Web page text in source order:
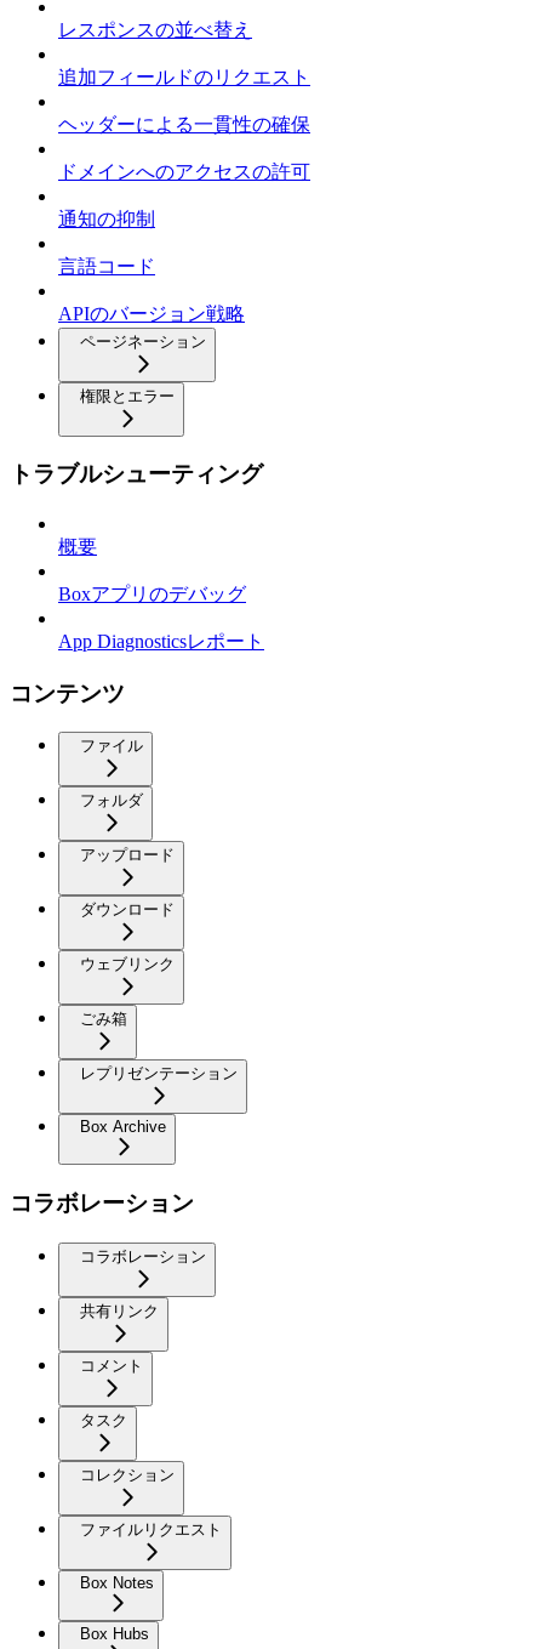
レスポンスの並べ替え
追加フィールドのリクエスト
ヘッダーによる一貫性の確保
ドメインへのアクセスの許可
通知の抑制
言語コード
APIのバージョン戦略
ページネーション
権限とエラー
トラブルシューティング
概要
Boxアプリのデバッグ
App Diagnosticsレポート
コンテンツ
ファイル
フォルダ
アップロード
ダウンロード
ウェブリンク
ごみ箱
レプリゼンテーション
Box Archive
コラボレーション
コラボレーション
共有リンク
コメント
タスク
コレクション
ファイルリクエスト
Box Notes
Box Hubs